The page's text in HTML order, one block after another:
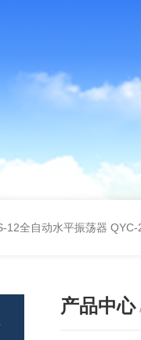
12全自动水平振荡器 QYC-
产品中心